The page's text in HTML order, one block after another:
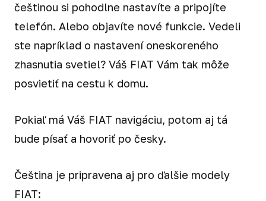
češtinou si pohodlne nastavíte a pripojíte
telefón. Alebo objavíte nové funkcie. Vedeli
ste napríklad o nastavení oneskoreného
zhasnutia svetiel? Váš FIAT Vám tak môže
posvietiť na cestu k domu.
Pokiaľ má Váš FIAT navigáciu, potom aj tá
bude písať a hovoriť po česky.
Čeština je pripravena aj pro ďalšie modely
FIAT: